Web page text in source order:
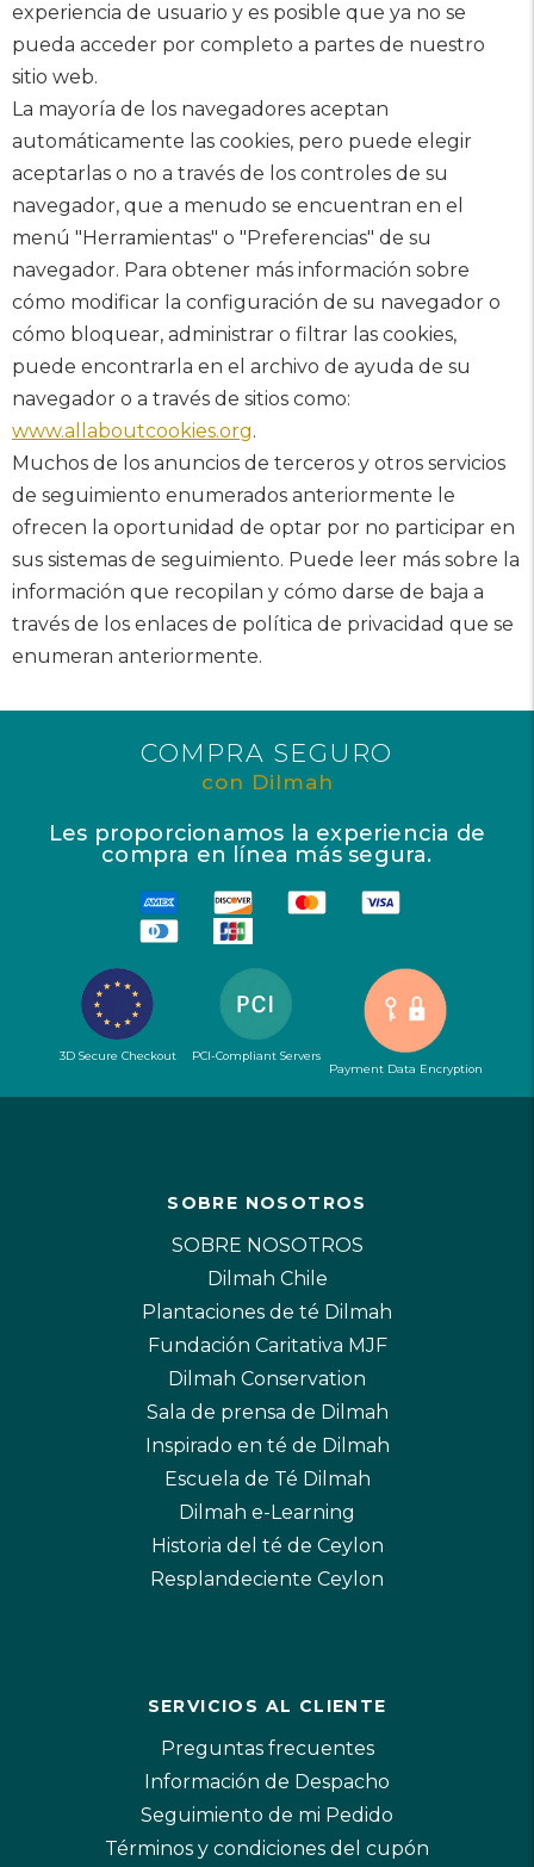
experiencia de usuario y es posible que ya no se
pueda acceder por completo a partes de nuestro
sitio web.
La mayoría de los navegadores aceptan
automáticamente las cookies, pero puede elegir
aceptarlas o no a través de los controles de su
navegador, que a menudo se encuentran en el
menú "Herramientas" o "Preferencias" de su
navegador. Para obtener más información sobre
cómo modificar la configuración de su navegador o
cómo bloquear, administrar o filtrar las cookies,
puede encontrarla en el archivo de ayuda de su
navegador o a través de sitios como:
www.allaboutcookies.org.
Muchos de los anuncios de terceros y otros servicios
de seguimiento enumerados anteriormente le
ofrecen la oportunidad de optar por no participar en
sus sistemas de seguimiento. Puede leer más sobre la
información que recopilan y cómo darse de baja a
través de los enlaces de política de privacidad que se
enumeran anteriormente.
COMPRA SEGURO
con Dilmah
Les proporcionamos la experiencia de
compra en línea más segura.
3D Secure Checkout
PCI-Compliant Servers
Payment Data Encryption
SOBRE NOSOTROS
SOBRE NOSOTROS
Dilmah Chile
Plantaciones de té Dilmah
Fundación Caritativa MJF
Dilmah Conservation
Sala de prensa de Dilmah
Inspirado en té de Dilmah
Escuela de Té Dilmah
Dilmah e-Learning
Historia del té de Ceylon
Resplandeciente Ceylon
SERVICIOS AL CLIENTE
Preguntas frecuentes
Información de Despacho
Seguimiento de mi Pedido
Términos y condiciones del cupón